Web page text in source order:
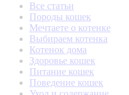
Все статьи
Породы кошек
Мечтаете о котенке
Выбираем котенка
Котенок дома
Здоровье кошек
Питание кошек
Поведение кошек